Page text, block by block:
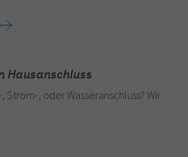
Hausanschluss
Strom-, oder Wasseranschluss? Wir